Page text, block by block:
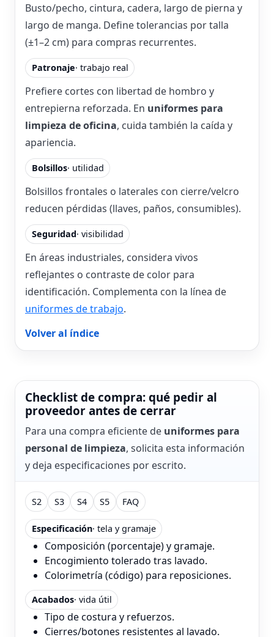
Busto/pecho, cintura, cadera, largo de pierna y
largo de manga. Define tolerancias por talla
(±1–2 cm) para compras recurrentes.
Patronaje· trabajo real
Prefiere cortes con libertad de hombro y
entrepierna reforzada. En uniformes para
limpieza de oficina, cuida también la caída y
apariencia.
Bolsillos· utilidad
Bolsillos frontales o laterales con cierre/velcro
reducen pérdidas (llaves, paños, consumibles).
Seguridad· visibilidad
En áreas industriales, considera vivos
reflejantes o contraste de color para
identificación. Complementa con la línea de
uniformes de trabajo.
Volver al índice
Checklist de compra: qué pedir al
proveedor antes de cerrar
Para una compra eficiente de uniformes para
personal de limpieza, solicita esta información
y deja especificaciones por escrito.
S2 S3 S4 S5 FAQ
Especificación· tela y gramaje
Composición (porcentaje) y gramaje.
Encogimiento tolerado tras lavado.
Colorimetría (código) para reposiciones.
Acabados· vida útil
Tipo de costura y refuerzos.
Cierres/botones resistentes al lavado.